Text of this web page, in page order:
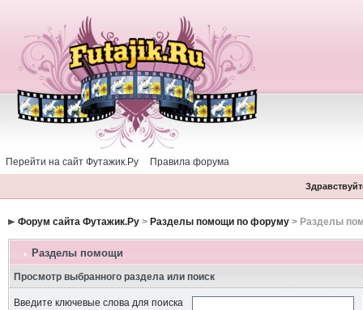
Перейти на сайт Футажик.Ру Правила форума
Форум сайта Футажик.Ру> Разделы помощи по форуму> Разделы
Разделы помощи
Просмотр выбранного раздела или поиск
Введите ключевые слова для поиска